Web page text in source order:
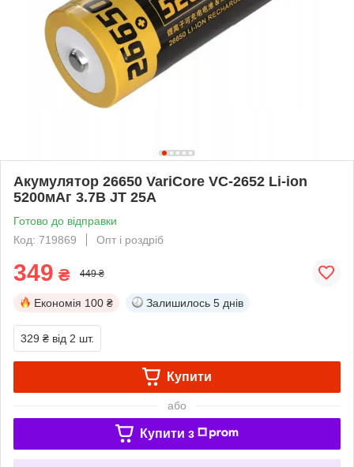
Акумулятор 26650 VariCore VC-2652 Li-ion
5200мАг 3.7В JT 25A
Готово до відправки
Код: 719869
Опт і роздріб
349 ₴ 449 ₴
Економія 100 ₴ Залишилось 5 днів
329 ₴ від 2 шт.
Купити
або
Купити з